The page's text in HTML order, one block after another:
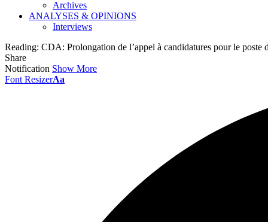
Archives
ANALYSES & OPINIONS
Interviews
Reading: CDA: Prolongation de l’appel à candidatures pour le poste
Share
Notification Show More
Font ResizerAa